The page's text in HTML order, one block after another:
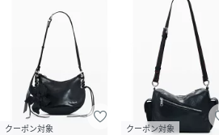
クーポン対象 クーポン対象